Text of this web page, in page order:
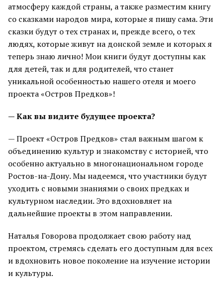
атмосферу каждой страны, а также разместим книгу
со сказками народов мира, которые я пишу сама. Эти
сказки будут о тех странах и, прежде всего, о тех
людях, которые живут на донской земле и которых я
теперь знаю лично! Мои книги будут доступны как
для детей, так и для родителей, что станет
уникальной особенностью нашего отеля и моего
проекта «Остров Предков»!
— Как вы видите будущее проекта?
— Проект «Остров Предков» стал важным шагом к
объединению культур и знакомству с историей, что
особенно актуально в многонациональном городе
Ростов-на-Дону. Мы надеемся, что участники будут
уходить с новыми знаниями о своих предках и
культурном наследии. Это вдохновляет на
дальнейшие проекты в этом направлении.
Наталья Говорова продолжает свою работу над
проектом, стремясь сделать его доступным для всех
и вдохновить новое поколение на изучение истории
и культуры.